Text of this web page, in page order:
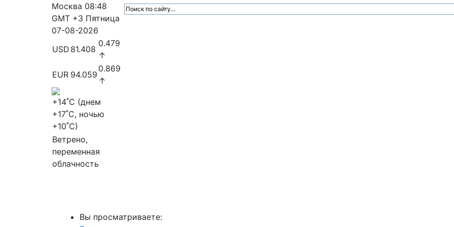
Москва 08:48
GMT +3 Пятница
07-08-2026
USD 81.408
0.479
↑
EUR 94.059
0.869
↑
+14˚C (днем
+17˚C, ночью
+10˚C)
Ветрено,
переменная
облачность
Вы просматриваете: